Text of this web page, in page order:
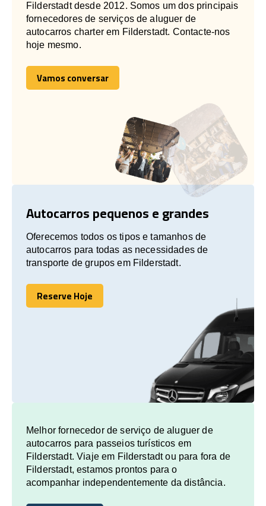
Filderstadt desde 2012. Somos um dos principais
fornecedores de serviços de aluguer de
autocarros charter em Filderstadt. Contacte-nos
hoje mesmo.
Vamos conversar
Vamos conversar
Autocarros pequenos e grandes
Oferecemos todos os tipos e tamanhos de
autocarros para todas as necessidades de
transporte de grupos em Filderstadt.
Reserve Hoje
Reserve Hoje
Melhor fornecedor de serviço de aluguer de
autocarros para passeios turísticos em
Filderstadt. Viaje em Filderstadt ou para fora de
Filderstadt, estamos prontos para o
acompanhar independentemente da distância.